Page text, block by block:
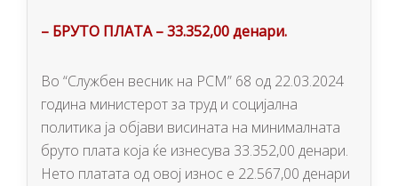
– БРУТО ПЛАТА – 33.352,00 денари.
Во “Службен весник на РСМ” 68 од 22.03.2024
година министерот за труд и социјална
политика ја објави висината на минималната
бруто плата која ќе изнесува 33.352,00 денари.
Нето платата од овој износ е 22.567,00 денари